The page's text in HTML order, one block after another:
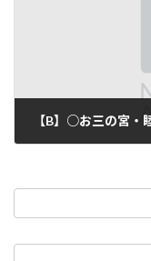
【B】○お三の宮・